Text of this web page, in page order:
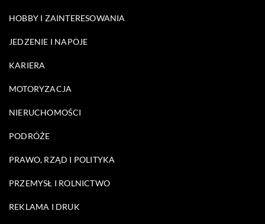
HOBBY I ZAINTERESOWANIA
JEDZENIE I NAPOJE
KARIERA
MOTORYZACJA
NIERUCHOMOŚCI
PODRÓŻE
PRAWO, RZĄD I POLITYKA
PRZEMYSŁ I ROLNICTWO
REKLAMA I DRUK